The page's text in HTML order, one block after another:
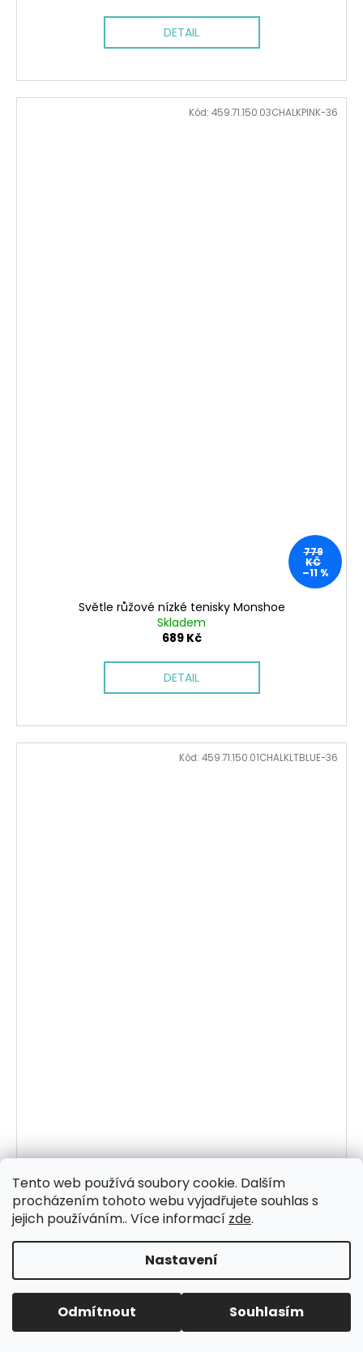
Tento web používá soubory cookie. Dalším
procházením tohoto webu vyjadřujete souhlas s
jejich používáním.. Více informací zde.
Nastavení
Odmítnout Souhlasím
DETAIL
779
KČ
–11 %
Světle růžové nízké tenisky Monshoe
Skladem
689 Kč
DETAIL
Kód: 459.71.150.03CHALKPINK-36
779
KČ
Světle šedé nízké tenisky Monshoe
Skladem
689 Kč
Kód: 459.71.150.01CHALKLTBLUE-36